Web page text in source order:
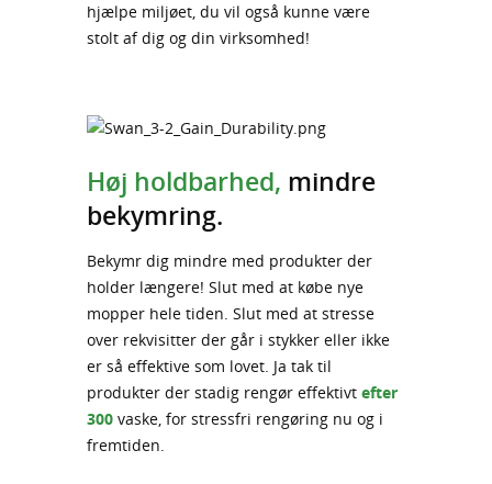
hjælpe miljøet, du vil også kunne være
stolt af dig og din virksomhed!
Høj holdbarhed, mindre
bekymring.
Bekymr dig mindre med produkter der
holder længere! Slut med at købe nye
mopper hele tiden. Slut med at stresse
over rekvisitter der går i stykker eller ikke
er så effektive som lovet. Ja tak til
produkter der stadig rengør effektivt efter
300 vaske, for stressfri rengøring nu og i
fremtiden.